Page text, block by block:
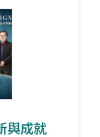
與成就